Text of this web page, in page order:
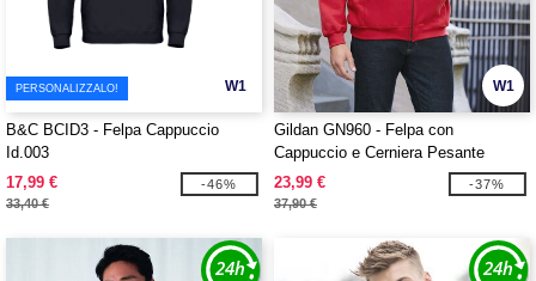
W1
PERSONALIZZALO!
B&C BCID3 - Felpa Cappuccio
Id.003
17,99 €
33,40 €
-46%
W1
Gildan GN960 - Felpa con
Cappuccio e Cerniera Pesante
23,99 €
37,90 €
-37%